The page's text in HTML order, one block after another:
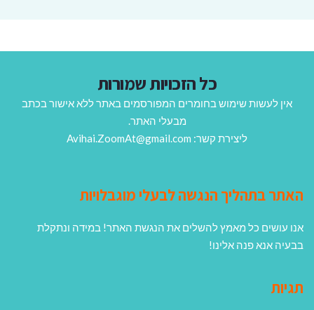
כל הזכויות שמורות
אין לעשות שימוש בחומרים המפורסמים באתר ללא אישור בכתב
מבעלי האתר.
ליצירת קשר: Avihai.ZoomAt@gmail.com
האתר בתהליך הנגשה לבעלי מוגבלויות
אנו עושים כל מאמץ להשלים את הנגשת האתר! במידה ונתקלת
בבעיה אנא פנה אלינו!
תגיות